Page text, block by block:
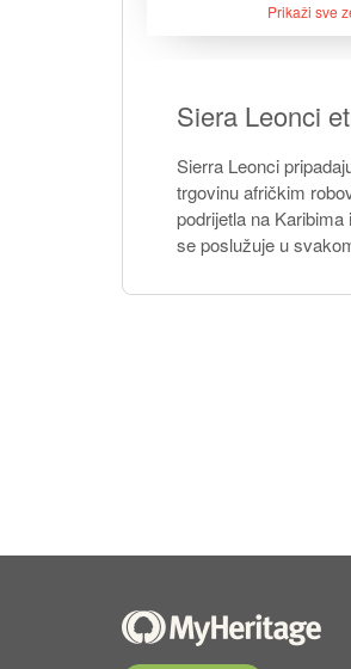
Prikaži sve
Siera Leonci
Sierra Leonci
trgovinu afričkim
podrijetla na
se poslužuje u